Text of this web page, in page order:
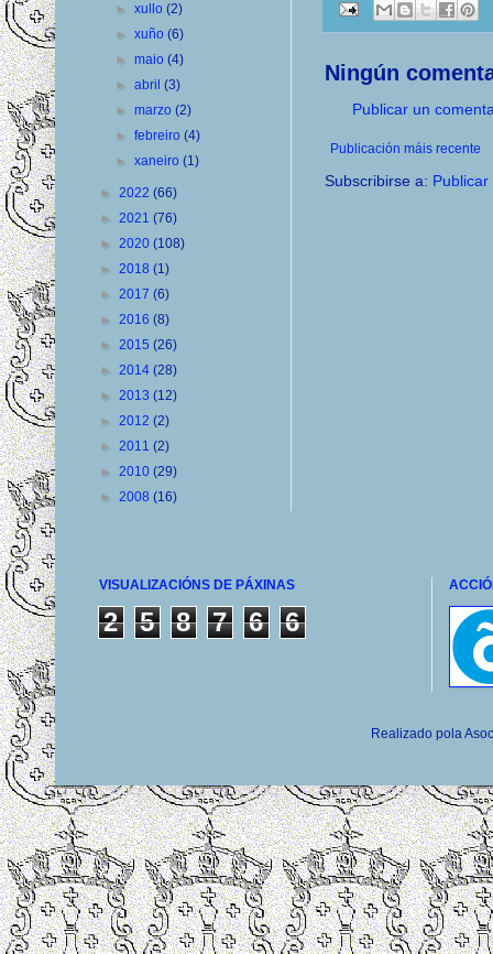
Ningún
Publicar un
Publicación máis recente
Subscribirse a:
►xullo(2)
►xuño(6)
►maio(4)
►abril(3)
►marzo(2)
►febreiro(4)
►xaneiro(1)
► 2022 (66)
► 2021 (76)
► 2020 (108)
► 2018 (1)
► 2017 (6)
► 2016 (8)
► 2015 (26)
► 2014 (28)
► 2013 (12)
► 2012 (2)
► 2011 (2)
► 2010 (29)
► 2008 (16)
VISUALIZACIÓNS DE PÁXINAS
2 5 8 7 6 6
Realizado pola